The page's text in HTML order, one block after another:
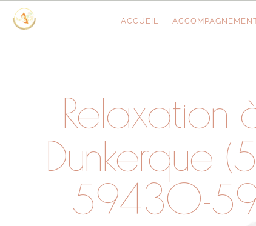
ACCUEIL
Relaxation
Dunkerque
59430-